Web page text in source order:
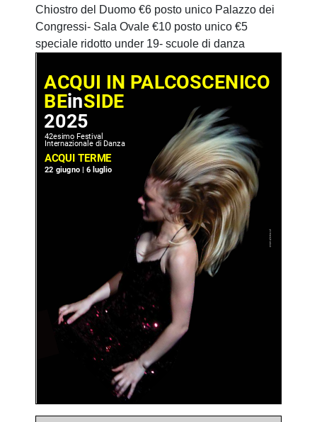
Chiostro del Duomo €6 posto unico Palazzo dei
Congressi- Sala Ovale €10 posto unico €5
speciale ridotto under 19- scuole di danza